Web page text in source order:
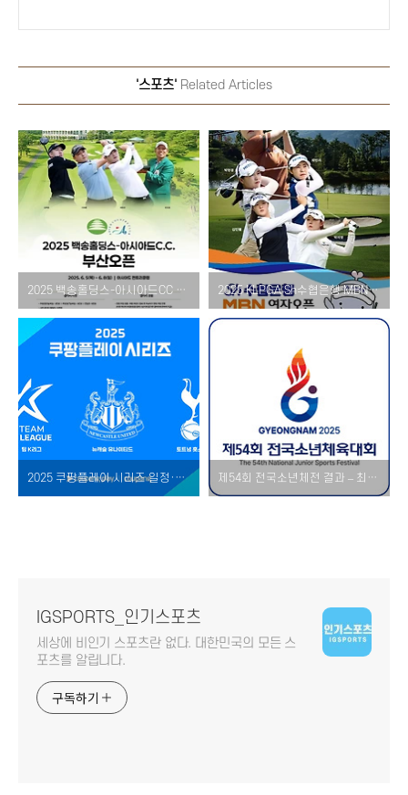
'스포츠' Related Articles
2025 백송홀딩스-아시아드CC 부산오픈 일정·티켓·상금·중계 총정리 2025 KLPGA Sh수협은행 MBN 여자오픈 일정, 출전 선수, 상금 총정리
2025 쿠팡플레이 시리즈 일정·초청팀·중계 한눈에 – 토트넘·뉴캐슬·팀 K리그 총출동! 제54회 전국소년체전 결과 – 최우수선수 명단 & 2026년 제55회 다음 개최지 일정
IGSPORTS_인기스포츠
세상에 비인기 스포츠란 없다. 대한민국의 모든 스
포츠를 알립니다.
구독하기